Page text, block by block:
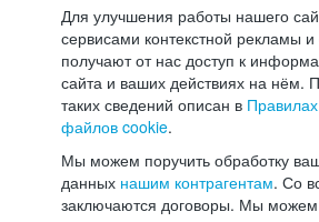
Для улучшения работы нашего
сервисами контекстной рекламы и
получают от нас доступ к
сайта и ваших действиях на нём.
таких сведений описан в
файлов cookie.
Мы можем поручить обработку
данных нашим контрагентам. Со
заключаются договоры. Мы можем